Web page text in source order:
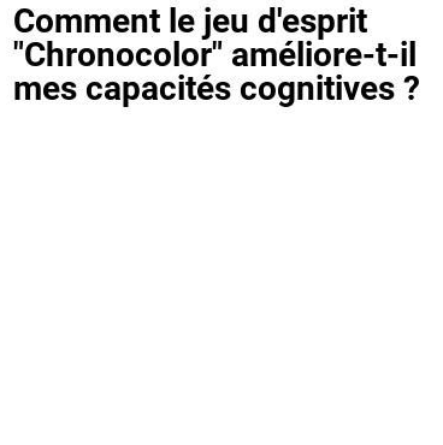
Comment le jeu d'esprit
"Chronocolor" améliore-t-il
mes capacités cognitives ?